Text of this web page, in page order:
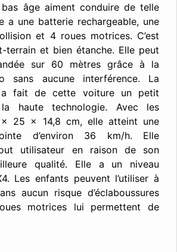
âge aiment conduire de telle
a une batterie rechargeable, une
et 4 roues motrices. C’est
terrain et bien étanche. Elle peut
sur 60 mètres grâce à la
sans aucune interférence. La
a fait de cette voiture un petit
haute technologie. Avec les
x 25 x 14,8 cm, elle atteint une
d’environ 36 km/h. Elle
utilisateur en raison de son
qualité. Elle a un niveau
Les enfants peuvent l’utiliser à
aucun risque d’éclaboussures
motrices lui permettent de